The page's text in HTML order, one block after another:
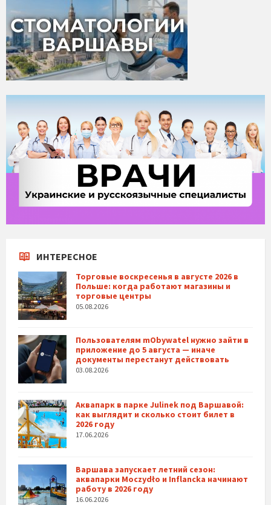
ИНТЕРЕСНОЕ
Торговые воскресенья в августе 2026 в
Польше: когда работают магазины и
торговые центры
05.08.2026
Пользователям mObywatel нужно зайти в
приложение до 5 августа — иначе
документы перестанут действовать
03.08.2026
Аквапарк в парке Julinek под Варшавой:
как выглядит и сколько стоит билет в
2026 году
17.06.2026
Варшава запускает летний сезон:
аквапарки Moczydło и Inflancka начинают
работу в 2026 году
16.06.2026